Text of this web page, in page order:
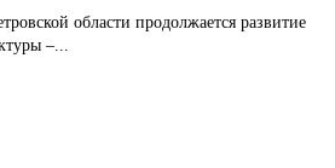
области продолжается развитие
–...